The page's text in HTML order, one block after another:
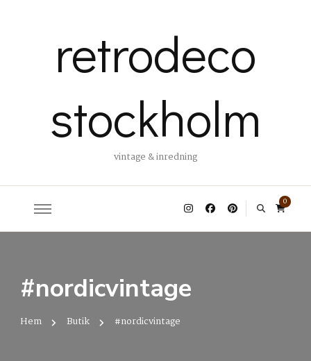
retrodeco
stockholm
vintage & inredning
0
#nordicvintage
Hem Butik #nordicvintage